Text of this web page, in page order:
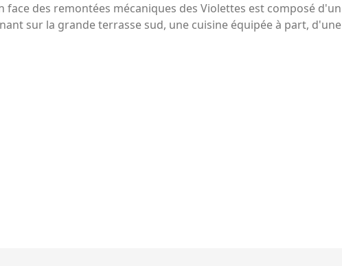
face des remontées mécaniques des Violettes est composé d'un
sur la grande terrasse sud, une cuisine équipée à part, d'une